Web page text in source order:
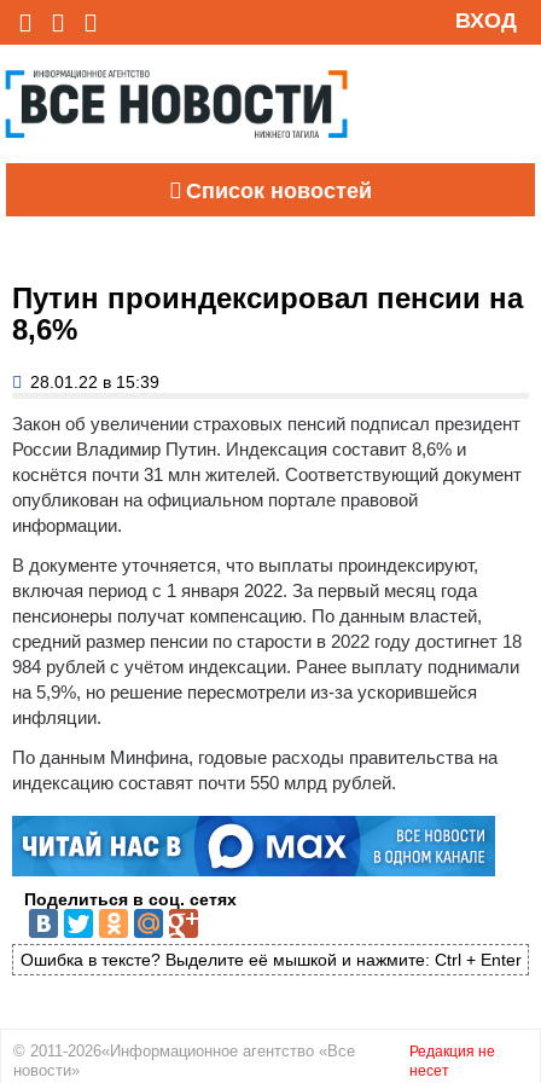
ВХОД
Список новостей
Путин проиндексировал пенсии на
8,6%
28.01.22 в 15:39
Закон об увеличении страховых пенсий подписал президент
России Владимир Путин. Индексация составит 8,6% и
коснётся почти 31 млн жителей. Соответствующий документ
опубликован на официальном портале правовой
информации.
В документе уточняется, что выплаты проиндексируют,
включая период с 1 января 2022. За первый месяц года
пенсионеры получат компенсацию. По данным властей,
средний размер пенсии по старости в 2022 году достигнет 18
984 рублей с учётом индексации. Ранее выплату поднимали
на 5,9%, но решение пересмотрели из-за ускорившейся
инфляции.
По данным Минфина, годовые расходы правительства на
индексацию составят почти 550 млрд рублей.
Поделиться в соц. сетях
Ошибка в тексте? Выделите её мышкой и нажмите: Ctrl + Enter
© 2011-2026«Информационное агентство «Все
новости»
Редакция не
несет